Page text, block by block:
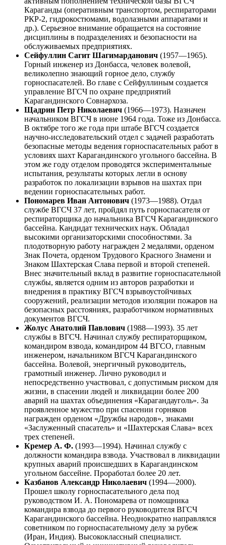
Караганды (оперативным транспортом, респираторами
РКР-2, гидрокостюмами, водолазными аппаратами и
др.). Серьезное внимание обращается на состояние
дисциплины в подразделениях и безопасности на
обслуживаемых предприятиях.
Сейфуллин Сагит Шагимарданович (1957—1965).
Горный инженер из Донбасса, человек волевой,
великолепно знающий горное дело, службу
горноспасателей. Во главе с Сейфуллиным создается
управление ВГСЧ по охране предприятий
Карагандинского Совнархоза.
Щадрин Петр Николаевич (1966—1973). Назначен
начальником ВГСЧ в июне 1964 года. Тоже из Донбасса.
В октябре того же года при штабе ВГСЧ создается
научно-исследовательский отдел с задачей разработать
безопасные методы ведения горноспасательных работ в
условиях шахт Карагандинского угольного бассейна. В
этом же году отделом проводятся экспериментальные
испытания, результаты которых легли в основу
разработок по локализации взрывов на шахтах при
ведении горноспасательных работ.
Пономарев Иван Антонович (1973—1988). Отдал
службе ВГСЧ 37 лет, пройдял путь горноспасателя от
респираторщика до начальника ВГСЧ Карагандинского
бассейна. Кандидат технических наук. Обладал
высокими организаторскими способностями. За
плодотворную работу награжден 2 медалями, орденом
Знак Почета, орденом Трудового Красного Знамени и
Знаком Шахтерская Слава первой и второй степеней.
Внес значительный вклад в развитие горноспасательной
службы, является одним из авторов разработки и
внедрения в практику ВГСЧ взрывоустойчивых
сооружений, реализации методов изоляции пожаров на
безопасных расстояниях, разработчиком нормативных
документов ВГСЧ.
Жолус Анатолий Павлович (1988—1993). 35 лет
службы в ВГСЧ. Начинал службу респираторщиком,
командиром взвода, командиром 44 ВГСО, главным
инженером, начальником ВГСЧ Карагандинского
бассейна. Волевой, энергичный руководитель,
грамотный инженер. Лично руководил и
непосредственно участвовал, с допустимым риском для
жизни, в спасении людей и ликвидации более 200
аварий на шахтах объединения «Карагандауголь». За
проявленное мужество при спасении горняков
награжден орденом «Дружбы народов», знаками
«Заслуженный спасатель» и «Шахтерская Слава» всех
трех степеней.
Кремер А. Ф. (1993—1994). Начинал службу с
должности командира взвода. Участвовал в ликвидации
крупных аварий происшедших в Карагандинском
угольном бассейне. Проработал более 20 лет.
Казбанов Александр Николаевич (1994—2000).
Прошел школу горноспасательного дела под
руководством И. А. Пономарева от помощника
командира взвода до первого руководителя ВГСЧ
Карагандинского бассейна. Неоднократно направлялся
советником по горноспасательному делу за рубеж
(Иран, Индия). Высококлассный специалист.